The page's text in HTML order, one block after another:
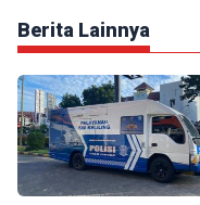
Berita Lainnya